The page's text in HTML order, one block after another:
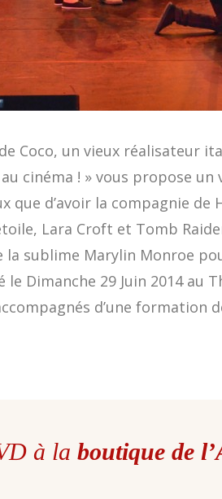
Coco, un vieux réalisateur
cinéma ! » vous propose
que d’avoir la compagnie
Lara Croft et Tomb
la sublime Marylin Monroe
Dimanche 29 Juin 2014 au
d’une formation
à la boutique de